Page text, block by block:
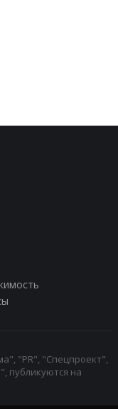
"PR", "Спецпроект",
публикуются на